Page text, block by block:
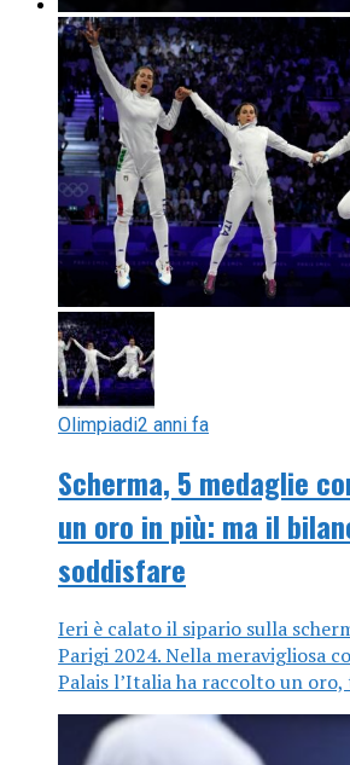
Olimpiadi2 anni fa
Scherma, 5 medaglie
un oro in più: ma il
soddisfare
Ieri è calato il sipario sulla
Parigi 2024. Nella meravigliosa
Palais l’Italia ha raccolto un